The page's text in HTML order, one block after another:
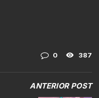
0 387
ANTERIOR POST